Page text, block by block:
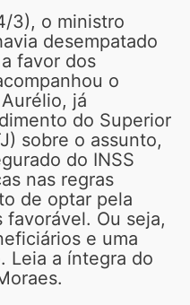
3), o ministro
desempatado
favor dos
o
já
do Superior
sobre o assunto,
do INSS
nas regras
de optar pela
favorável. Ou seja,
e uma
Leia a íntegra do